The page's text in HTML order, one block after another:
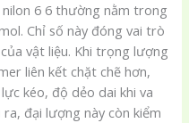
6 6 thường nằm trong
Chỉ số này đóng vai trò
vật liệu. Khi trọng lượng
liên kết chặt chẽ hơn,
kéo, độ dẻo dai khi va
đại lượng này còn kiểm